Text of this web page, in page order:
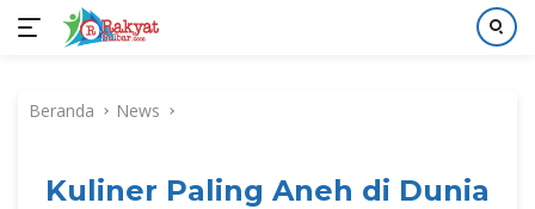
kontenBeranda News
Kuliner Paling Aneh di Dunia